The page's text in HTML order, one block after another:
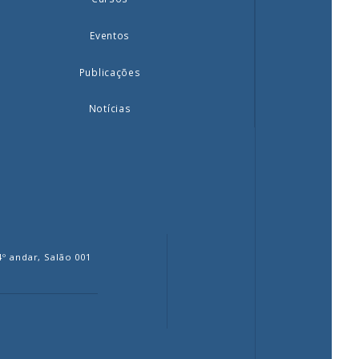
Eventos
Publicações
Notícias
andar, Salão 001